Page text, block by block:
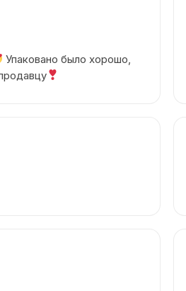
Упаковано было хорошо,